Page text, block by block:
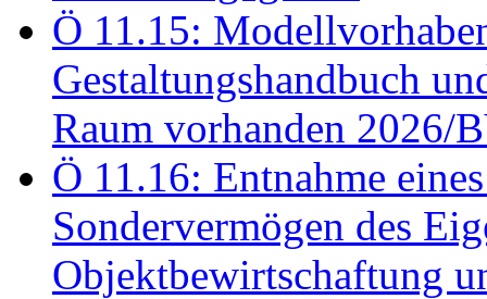
Ö 11.15:
Gestaltungshandbuch
Raum vorhanden 2026/
Ö 11.16: Entnahme
Sondervermögen des
Objektbewirtschaftung